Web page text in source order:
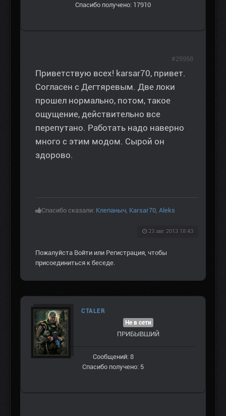
Спасибо получено: 17910
Приветствую всех! karsar70, привет.
Согласен с Дегтяревым. Две локи
прошел нормально, потом, такое
ощущение, действительно все
перепутано. Работать надо наверно
много с этим модом. Сырой он
здорово.
Спасибо сказали: Клепаныч Karsar70 Aleks
23 авг 2013 18:43
#25958
Пожалуйста Войти или Регистрация , чтобы
присоединиться к беседе.
CTALER
Не в сети
ПРИБЫВШИЙ
Сообщений: 8
Спасибо получено: 5